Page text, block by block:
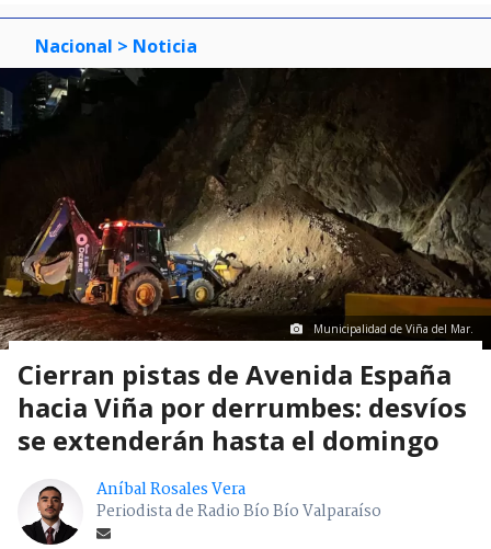
Nacional > Noticia
Municipalidad de Viña del Mar.
Cierran pistas de Avenida España
hacia Viña por derrumbes: desvíos
se extenderán hasta el domingo
Aníbal Rosales Vera
Periodista de Radio Bío Bío Valparaíso